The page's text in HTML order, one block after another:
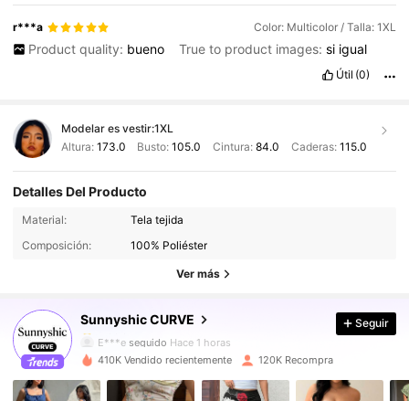
r***a Color: Multicolor / Talla: 1XL
Product quality: bueno True to product images: si igual
Útil (0)
Modelar es vestir:1XL
Altura: 173.0 Busto:105.0 Cintura: 84.0 Caderas: 115.0
Detalles Del Producto
Material:
Tela tejida
Composición:
100% Poliéster
Ver más
Sunnyshic CURVE
79K Seguidores
79K Seguidores
4.88
79K Seguidores
E***e seguido Hace 1 horas
4.88
4.88 79K Seguidores
Seguir
410K Vendido recientemente 120K Recompra